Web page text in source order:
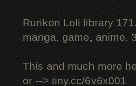
Rurikon Lоli library
manga, game, anime,
This and much more
or --> tiny.cc/6v6x001